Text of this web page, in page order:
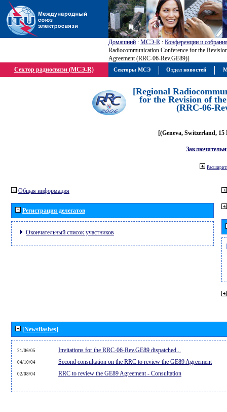
Домашний : МСЭ-R : Конференции и
Radiocommunication Conference for the
Agreement (RRC-06-Rev.GE89)]
Сектор радиосвязи (МСЭ-R)
[Regional
for the Revision of
(RRC-06-
[(Geneva, Switzerland, 15
Общая информация
Регистрация делегатов
Окончательный список участников
[Newsflashes]
21/06/05 Invitations for the RRC-06-Rev.GE89 dispatched...
04/10/04 Second consultation on the RRC to review the GE89 Agreement
02/08/04 RRC to review the GE89 Agreement - Consultation
Секторы МСЭ Отдел новостей